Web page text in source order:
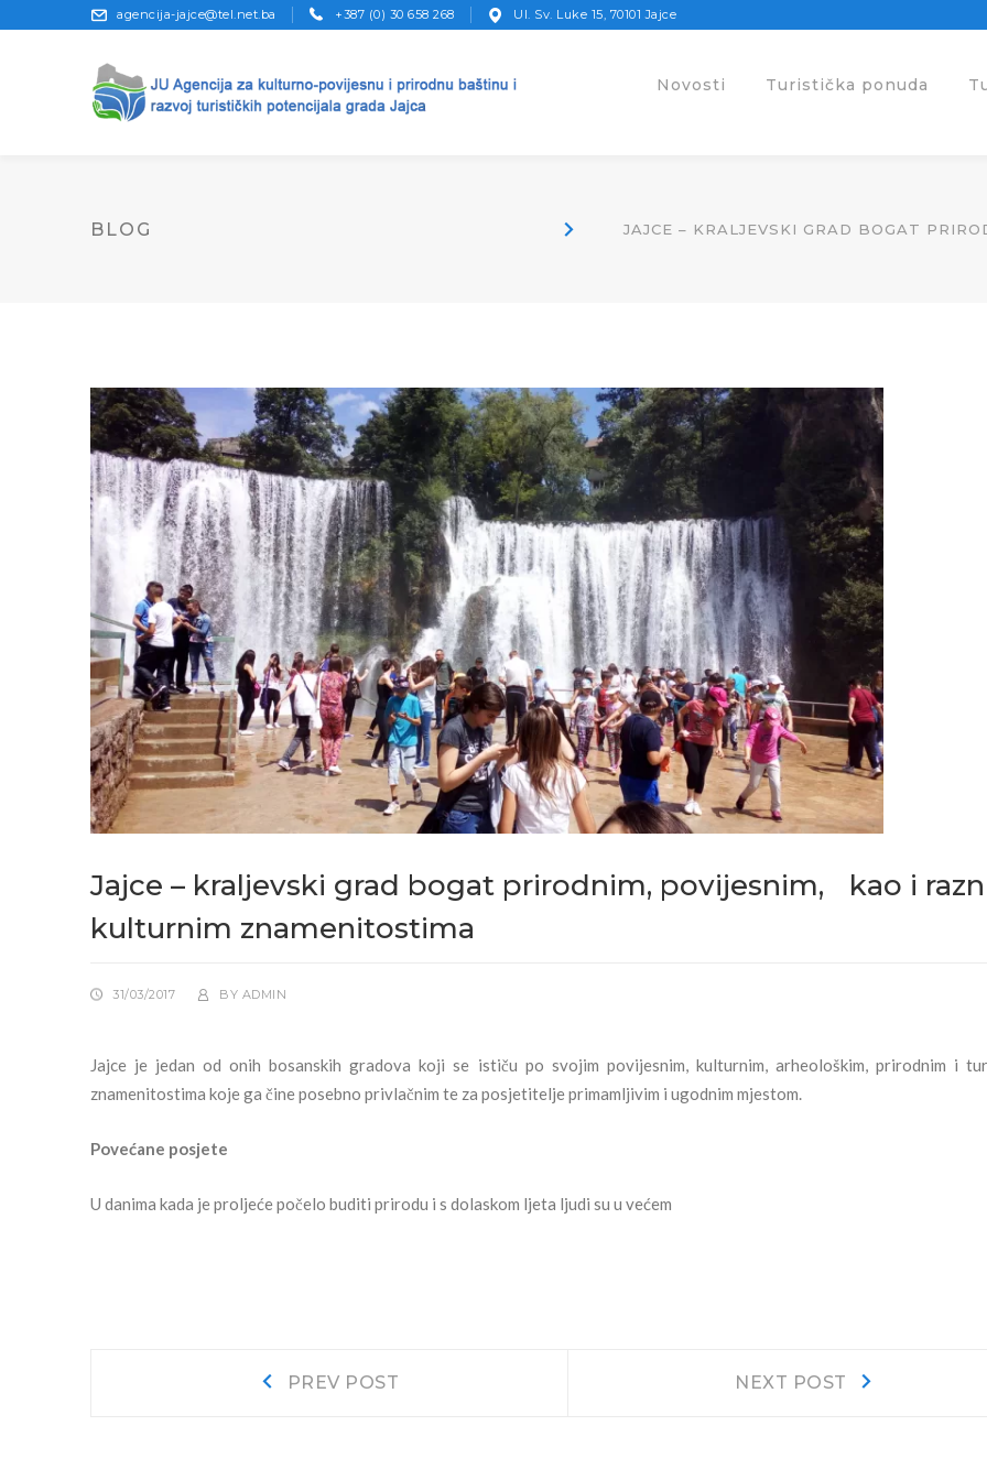
agencija-jajce@tel.net.ba +387 (0) 30 658 268 Ul. Sv. Luke 15, 70101 Jajce
Novosti Turistička ponuda
BLOG JAJCE – KRALJEVSKI GRAD BOGAT
Jajce – kraljevski grad bogat prirodnim, povijesnim, kao i
kulturnim znamenitostima
31/03/2017 BY ADMIN
Jajce je jedan od onih bosanskih gradova koji se ističu po svojim povijesnim, kulturnim, arheološkim, prirodnim i
znamenitostima koje ga čine posebno privlačnim te za posjetitelje primamljivim i ugodnim mjestom.
Povećane posjete
U danima kada je proljeće počelo buditi prirodu i s dolaskom ljeta ljudi su u većem
Navigacija
PREV POST NEXT POST